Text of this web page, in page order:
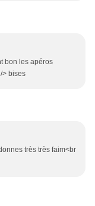
bon les apéros
> bises
très très faim<br